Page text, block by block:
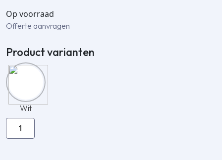
Op voorraad
Offerte aanvragen
Product varianten
Wit
Inaba
Denko